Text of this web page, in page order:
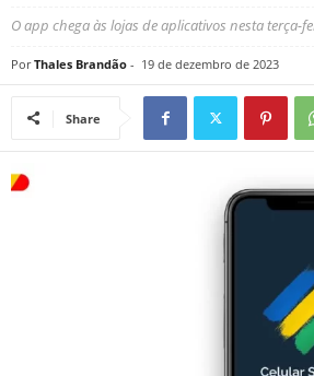
O app chega às lojas de aplicativos nesta terça-
Por Thales Brandão - 19 de dezembro de 2023
Share